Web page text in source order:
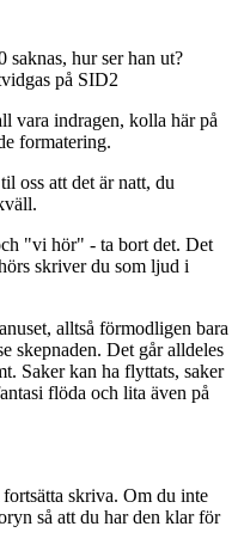
hur ser han ut?
på SID2
vara indragen, kolla här på
formatering.
oss att det är natt, du
"vi hör" - ta bort det. Det
skriver du som ljud i
alltså förmodligen bara
skepnaden. Det går alldeles
Saker kan ha flyttats, saker
flöda och lita även på
skriva. Om du inte
så att du har den klar för